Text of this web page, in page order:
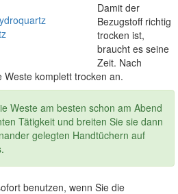
Damit der
Bezugstoff richtig
trocken ist,
braucht es seine
Zeit. Nach
komplett trocken an.
Weste am besten schon am Abend
Tätigkeit und breiten Sie sie dann
gelegten Handtüchern auf
benutzen, wenn Sie die